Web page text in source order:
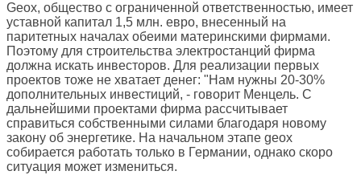
Geox, общество с ограниченной ответственностью, имеет
уставной капитал 1,5 млн. евро, внесенный на
паритетных началах обеими материнскими фирмами.
Поэтому для строительства электростанций фирма
должна искать инвесторов. Для реализации первых
проектов тоже не хватает денег: "Нам нужны 20-30%
дополнительных инвестиций, - говорит Менцель. С
дальнейшими проектами фирма рассчитывает
справиться собственными силами благодаря новому
закону об энергетике. На начальном этапе geox
собирается работать только в Германии, однако скоро
ситуация может измениться.